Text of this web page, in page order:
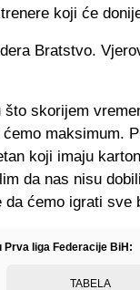
koji će
Bratstvo.
skorijem
maksimum.
koji imaju
da nas nisu
ćemo igrati sve
liga Federacije BiH:
TABELA